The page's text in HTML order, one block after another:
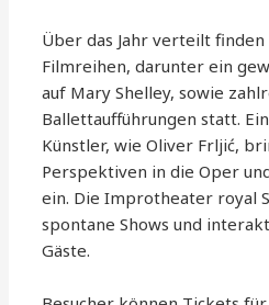
Über das Jahr verteilt finden
Filmreihen, darunter ein
auf Mary Shelley, sowie
Ballettaufführungen statt.
Künstler, wie Oliver Frljić,
Perspektiven in die Oper
ein. Die Improtheater royal
spontane Shows und
Gäste.